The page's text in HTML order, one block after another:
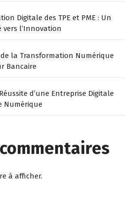
Digitale des TPE et PME : Un
vers l’Innovation
la Transformation Numérique
Bancaire
d’une Entreprise Digitale
Numérique
à afficher.